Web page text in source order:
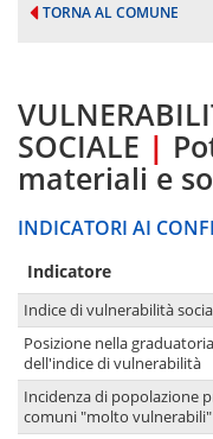
TORNA AL COMUNE
SOCIALE |
materiali e
INDICATORI AI
Indicatore
Indice di vulnerabilità
Posizione nella
dell'indice di vulnerabilità
Incidenza di popolazione
comuni "molto vulnerabili"